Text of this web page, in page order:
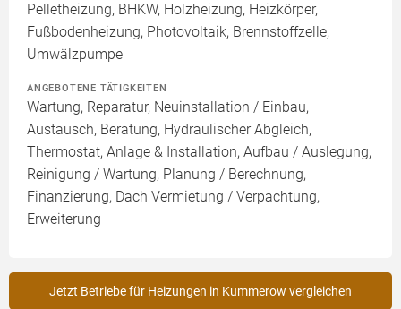
Pelletheizung, BHKW, Holzheizung, Heizkörper,
Fußbodenheizung, Photovoltaik, Brennstoffzelle,
Umwälzpumpe
ANGEBOTENE TÄTIGKEITEN
Wartung, Reparatur, Neuinstallation / Einbau,
Austausch, Beratung, Hydraulischer Abgleich,
Thermostat, Anlage & Installation, Aufbau / Auslegung,
Reinigung / Wartung, Planung / Berechnung,
Finanzierung, Dach Vermietung / Verpachtung,
Erweiterung
Jetzt Betriebe für Heizungen in Kummerow vergleichen